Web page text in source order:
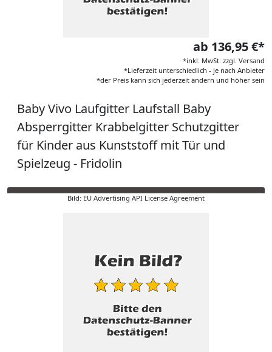
ab 136,95 €*
*inkl. MwSt. zzgl. Versand
*Lieferzeit unterschiedlich - je nach Anbieter
*der Preis kann sich jederzeit ändern und höher sein
Baby Vivo Laufgitter Laufstall Baby
Absperrgitter Krabbelgitter Schutzgitter
für Kinder aus Kunststoff mit Tür und
Spielzeug - Fridolin
Bild: EU Advertising API License Agreement